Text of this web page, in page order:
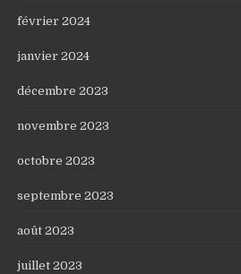
février 2024
janvier 2024
décembre 2023
novembre 2023
octobre 2023
septembre 2023
août 2023
juillet 2023